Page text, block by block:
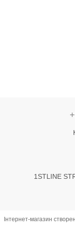
1STLINE
Інтернет-магазин